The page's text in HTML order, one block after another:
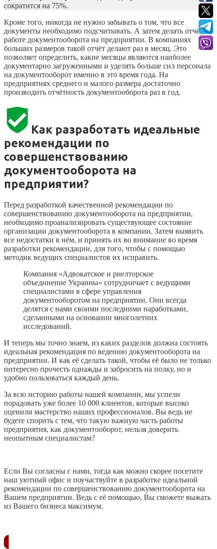
сократится на 75%.
Кроме того, никогда не нужно забывать о том, что все
документы необходимо подсчитывать. А затем делать отчёт о
работе документооборота на предприятии. В компаниях
больших размеров такой отчёт делают раз в месяц. Это
позволяет определить, какие месяцы являются наиболее
документарно загруженными и уделять больше сил персонала
на документооборот именно в это время года. На
предприятиях среднего и малого размера достаточно
производить отчётность документооборота раз в год.
Как разработать идеальные
рекомендации по
совершенствованию
документооборота на
предприятии?
Перед разработкой качественной рекомендации по
совершенствованию документооборота на предприятии,
необходимо проанализировать существующее состояние
организации документооборота в компании. Затем выявить
все недостатки в нём, и принять их во внимание во время
разработки рекомендации, для того, чтобы с помощью
методик ведущих специалистов их исправить.
Компания «Адвокатское и риелторское
объединение Украины» сотрудничает с ведущими
специалистами в сфере управления
документооборотом на предприятии. Они всегда
делятся с нами своими последними наработками,
сделанными на основании многолетних
исследований.
И теперь мы точно знаем, из каких разделов должна состоять
идеальная рекомендация по ведению документооборота на
предприятии. И как её сделать такой, чтобы её было не только
интересно прочесть однажды и забросить на полку, но и
удобно пользоваться каждый день.
За всю историю работы нашей компании, мы успели
порадовать уже более 10 000 клиентов, которые высоко
оценили мастерство наших профессионалов. Вы ведь не
будете спорить с тем, что такую важную часть работы
предприятия, как документооборот, нельзя доверить
неопытным специалистам?
Если Вы согласны с нами, тогда как можно скорее посетите
наш уютный офис и поучаствуйте в разработке идеальной
рекомендации по совершенствованию документооборота на
Вашем предприятии. Ведь с её помощью, Вы сможете выжать
из Вашего бизнеса максимум.